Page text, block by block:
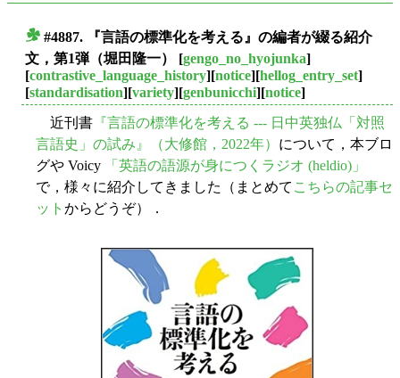
#4887. 『言語の標準化を考える』の編者が綴る紹介
文，第1弾（堀田隆一）
[gengo_no_hyojunka]
[contrastive_language_history][notice][hellog_entry_set]
[standardisation][variety][genbunicchi][notice]
近刊書 『言語の標準化を考える --- 日中英独仏「対照
言語史」の試み』（大修館，2022年） について，本ブロ
グや Voicy
「英語の語源が身につくラジオ (heldio)」
で，様々に紹介してきました（まとめて こちらの記事セ
ット からどうぞ）．